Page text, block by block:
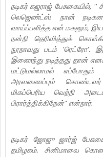
நடிகர் கஜராஜ் பேசுகையில், ''
லெஜெண்ட்ஸ். நான்
வாய்ப்பளித்த என் மகனும்,
நன்றி தெரிவித்துக்
நூறாவது படம் 'ரெட்ரோ'.
இணைந்து நடித்தது தான்
மட்டுமல்லாமல்
அரவணைப்பும்
மிகப்பெரிய வெற்றி
பிரார்த்திக்கிறேன்'' என்றார்.
நடிகர் ஜோஜு ஜார்ஜ்
தமிழகம். சினிமாவை